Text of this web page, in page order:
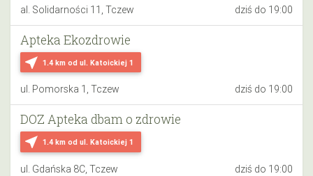
al. Solidarności 11, Tczew dziś do 19:00
near_me 1.4 km od ul. Katoickiej 1
Apteka Ekozdrowie
ul. Pomorska 1, Tczew dziś do 19:00
near_me 1.4 km od ul. Katoickiej 1
DOZ Apteka dbam o zdrowie
ul. Gdańska 8C, Tczew dziś do 19:00